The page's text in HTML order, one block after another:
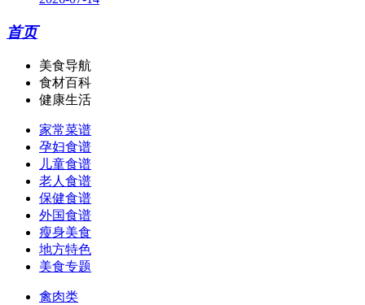
首页
美食导航
食材百科
健康生活
家常菜谱
孕妇食谱
儿童食谱
老人食谱
保健食谱
外国食谱
瘦身美食
地方特色
美食专题
禽肉类